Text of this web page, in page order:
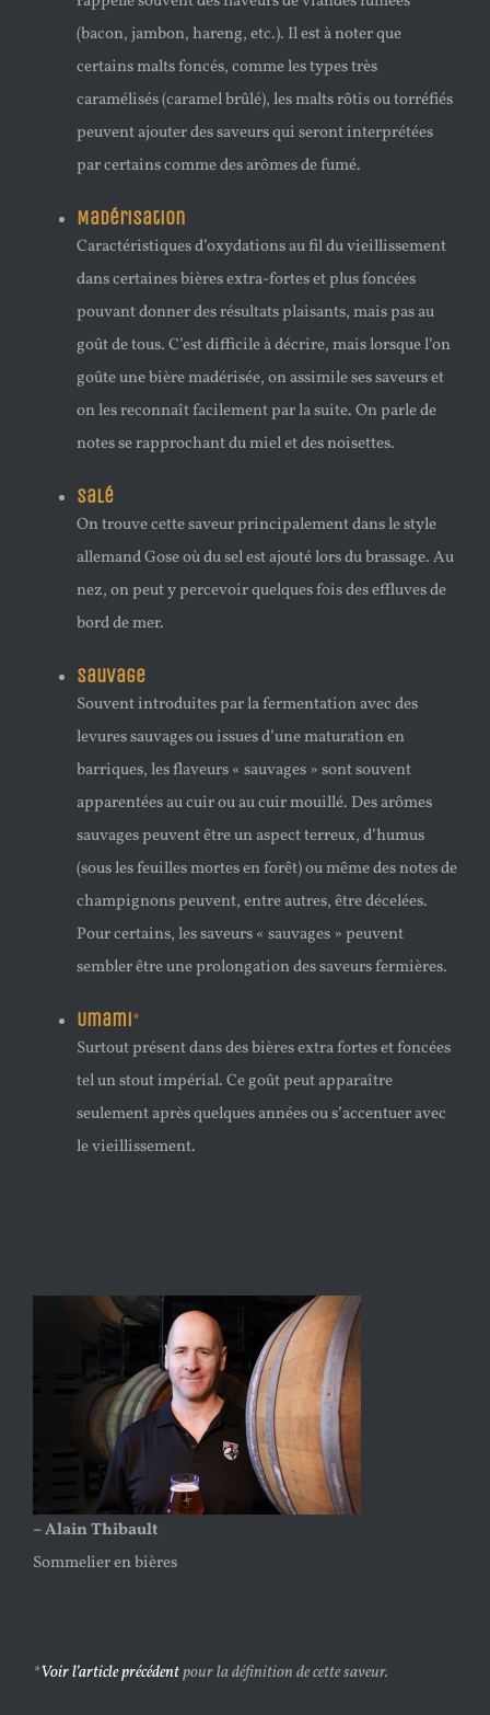
(bacon, jambon, hareng, etc.). Il est à noter que
certains malts foncés, comme les types très
caramélisés (caramel brûlé), les malts rôtis ou torréfiés
peuvent ajouter des saveurs qui seront interprétées
par certains comme des arômes de fumé.
Madérisation
Caractéristiques d’oxydations au fil du vieillissement
dans certaines bières extra-fortes et plus foncées
pouvant donner des résultats plaisants, mais pas au
goût de tous. C’est difficile à décrire, mais lorsque l’on
goûte une bière madérisée, on assimile ses saveurs et
on les reconnaît facilement par la suite. On parle de
notes se rapprochant du miel et des noisettes.
Salé
On trouve cette saveur principalement dans le style
allemand Gose où du sel est ajouté lors du brassage. Au
nez, on peut y percevoir quelques fois des effluves de
bord de mer.
Sauvage
Souvent introduites par la fermentation avec des
levures sauvages ou issues d’une maturation en
barriques, les flaveurs « sauvages » sont souvent
apparentées au cuir ou au cuir mouillé. Des arômes
sauvages peuvent être un aspect terreux, d’humus
(sous les feuilles mortes en forêt) ou même des notes de
champignons peuvent, entre autres, être décelées.
Pour certains, les saveurs « sauvages » peuvent
sembler être une prolongation des saveurs fermières.
Umami*
Surtout présent dans des bières extra fortes et foncées
tel un stout impérial. Ce goût peut apparaître
seulement après quelques années ou s’accentuer avec
le vieillissement.
– Alain Thibault
Sommelier en bières
*Voir l’article précédentpour la définition de cette saveur.